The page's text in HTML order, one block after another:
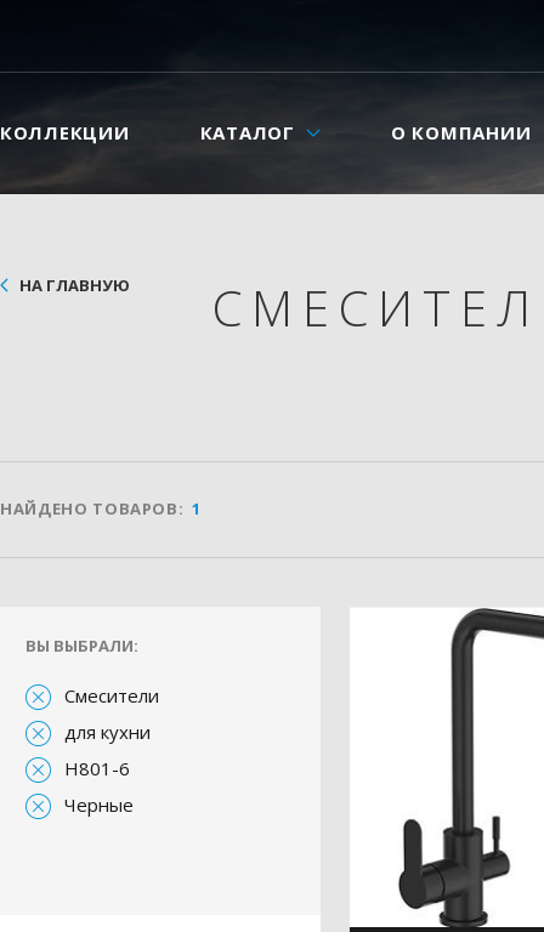
КОЛЛЕКЦИИ КАТАЛОГ О КОМПАНИИ
НА ГЛАВНУЮ
НАЙДЕНО ТОВАРОВ: 1
ВЫ ВЫБРАЛИ:
Смесители
для кухни
H801-6
Черные